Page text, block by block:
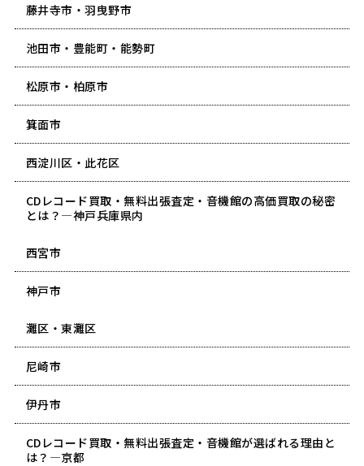
藤井寺市・羽曳野市
池田市・豊能町・能勢町
松原市・柏原市
箕面市
西淀川区・此花区
CDレコード買取・無料出張査定・音機館の高価買取の秘密
とは？―神戸兵庫県内
西宮市
神戸市
灘区・東灘区
尼崎市
伊丹市
CDレコード買取・無料出張査定・音機館が選ばれる理由と
は？―京都